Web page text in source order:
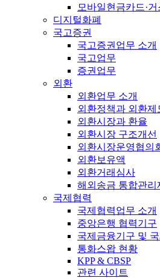
모바일현금카드·
디지털화폐
국고증권
국고증권업무 소개
국고업무
증권업무
외환
외환업무 소개
외환정책과 외환제
외환시장과 환율
외환시장 구조개선
외환시장운영협의
외환보유액
외환거래심사
해외송금 통합관리
국제협력
국제협력업무 소개
중앙은행 협력기구
국제금융기구 및
통화스왑 현황
KPP & CBSP
관련 사이트